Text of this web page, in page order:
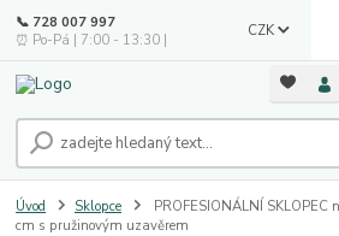
CZK
📞 728 007 997
⏰ Po-Pá | 7:00 - 13:30 |
Úvod Sklopce
PROFESIONÁLNÍ
cm s pružinovým uzavěrem